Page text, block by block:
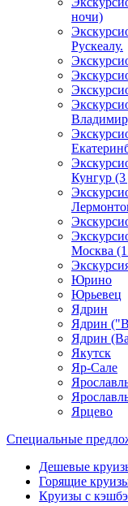
ночи)
Рускеалу.
Кунгур
Москва
Юрино
Юрьевец
Ядрин
Ядрин
Ядрин
Якутск
Яр-Сале
Ярцево
Специальные
Дешевые
Горящие
Круизы с